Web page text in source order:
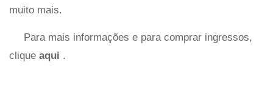
muito mais.
Para mais informações e para comprar ingressos,
clique aqui .